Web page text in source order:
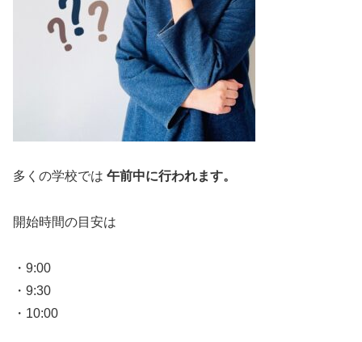
多くの学校では 午前中に行われます。
開始時間の目安は
・9:00
・9:30
・10:00